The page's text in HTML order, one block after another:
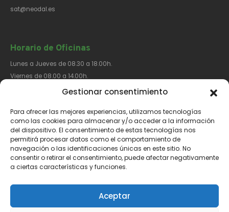
Gestionar consentimiento
Para ofrecer las mejores experiencias, utilizamos tecnologías
como las cookies para almacenar y/o acceder a la información
del dispositivo. El consentimiento de estas tecnologías nos
permitirá procesar datos como el comportamiento de
navegación o las identificaciones únicas en este sitio. No
consentir o retirar el consentimiento, puede afectar negativamente
a ciertas características y funciones.
Aceptar
sat@neodal.es
Horario de Oficinas
Lunes a Jueves de 08.30 a 18.00h.
Viernes de 08.00 a 14.00h.
Síguenos​
Aviso Legal Política de Privacidad Política de Cookies